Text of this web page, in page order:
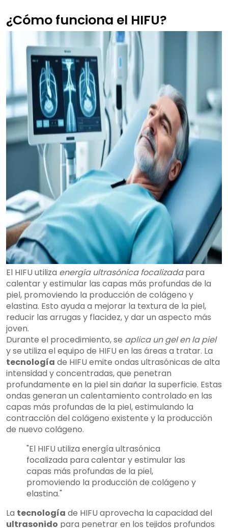
¿Cómo funciona el HIFU?
El HIFU utiliza energía ultrasónica focalizadapara
calentar y estimular las capas más profundas de la
piel, promoviendo la producción de colágeno y
elastina. Esto ayuda a mejorar la textura de la piel,
reducir las arrugas y flacidez, y dar un aspecto más
joven.
Durante el procedimiento, se aplica un gel en la piel
y se utiliza el equipo de HIFU en las áreas a tratar. La
tecnología de HIFU emite ondas ultrasónicas de alta
intensidad y concentradas, que penetran
profundamente en la piel sin dañar la superficie. Estas
ondas generan un calentamiento controlado en las
capas más profundas de la piel, estimulando la
contracción del colágeno existente y la producción
de nuevo colágeno.
"El HIFU utiliza energía ultrasónica
focalizada para calentar y estimular las
capas más profundas de la piel,
promoviendo la producción de colágeno y
elastina."
La tecnología de HIFU aprovecha la capacidad del
ultrasonido para penetrar en los tejidos profundos